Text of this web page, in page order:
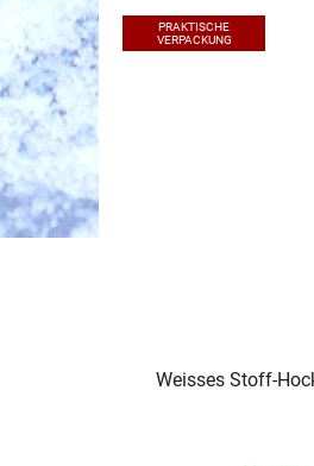
PRAKTISCHE
VERPACKUNG
Weisses Stoff-